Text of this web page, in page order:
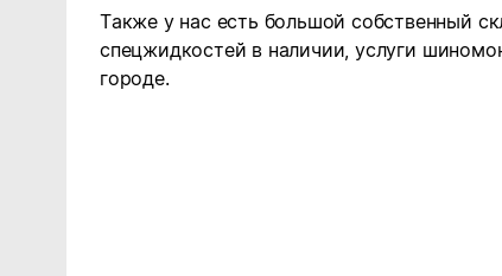
Также у нас есть большой собственный
спецжидкостей в наличии, услуги
городе.